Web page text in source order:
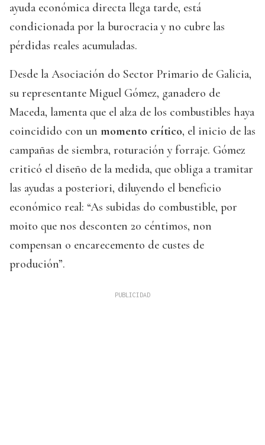
ayuda económica directa llega tarde, está
condicionada por la burocracia y no cubre las
pérdidas reales acumuladas.
Desde la Asociación do Sector Primario de Galicia,
su representante Miguel Gómez, ganadero de
Maceda, lamenta que el alza de los combustibles haya
coincidido con un momento crítico, el inicio de las
campañas de siembra, roturación y forraje. Gómez
criticó el diseño de la medida, que obliga a tramitar
las ayudas a posteriori, diluyendo el beneficio
económico real: “As subidas do combustible, por
moito que nos desconten 20 céntimos, non
compensan o encarecemento de custes de
produción”.